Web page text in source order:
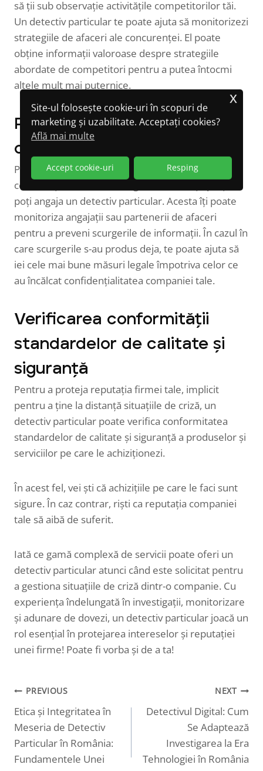
Site-ul folosește cookie-uri în scopuri de
marketing și uzabilitate. Acceptați cookies?
Află mai multe
Accept cookie-uri Resping
x
să ții sub observație activitățile competitorilor tăi.
Un detectiv particular te poate ajuta să monitorizezi
strategiile de afaceri ale concurenței. El poate
obține informații valoroase despre strategiile
abordate de competitori pentru a putea întocmi
altele mult mai puternice.
Protejarea informațiilor
comerciale confidențiale
Pentru a te asigura că informațiile comerciale
confidențiale nu sunt divulgate către terțe părți,
poți angaja un detectiv particular. Acesta îți poate
monitoriza angajații sau partenerii de afaceri
pentru a preveni scurgerile de informații. În cazul în
care scurgerile s-au produs deja, te poate ajuta să
iei cele mai bune măsuri legale împotriva celor ce
au încălcat confidențialitatea companiei tale.
Verificarea conformității
standardelor de calitate și
siguranță
Pentru a proteja reputația firmei tale, implicit
pentru a ține la distanță situațiile de criză, un
detectiv particular poate verifica conformitatea
standardelor de calitate și siguranță a produselor și
serviciilor pe care le achiziționezi.
În acest fel, vei ști că achizițiile pe care le faci sunt
sigure. În caz contrar, riști ca reputația companiei
tale să aibă de suferit.
Iată ce gamă complexă de servicii poate oferi un
detectiv particular atunci când este solicitat pentru
a gestiona situațiile de criză dintr-o companie. Cu
experiența îndelungată în investigații, monitorizare
și adunare de dovezi, un detectiv particular joacă un
rol esențial în protejarea intereselor și reputației
unei firme! Poate fi vorba și de a ta!
Navigare
în
articole
PREVIOUS
Etica și Integritatea în
Meseria de Detectiv
Particular în România:
Fundamentele Unei
NEXT
Detectivul Digital: Cum
Se Adaptează
Investigarea la Era
Tehnologiei în România